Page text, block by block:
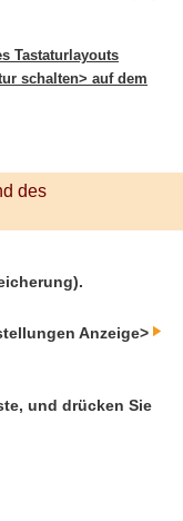
Tastaturlayouts
schalten> auf dem
des
Anzeige>
und drücken Sie